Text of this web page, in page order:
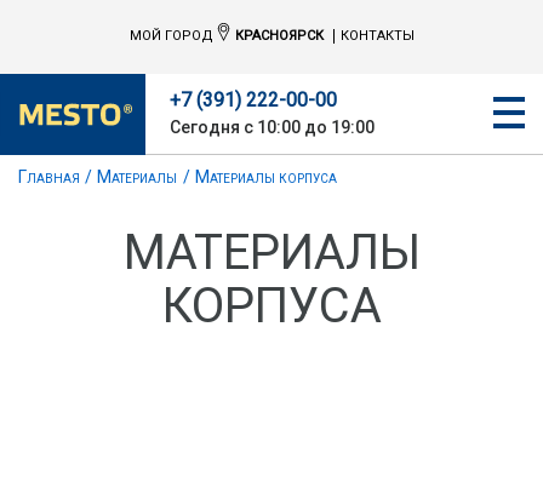
МОЙ ГОРОД КРАСНОЯРСК КОНТАКТЫ
+7 (391) 222-00-00
Сегодня с 10:00 до 19:00
Главная Материалы Материалы корпуса
МАТЕРИАЛЫ
КОРПУСА